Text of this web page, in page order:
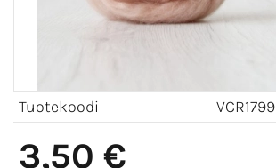
Tuotekoodi VCR1799
3,50 €